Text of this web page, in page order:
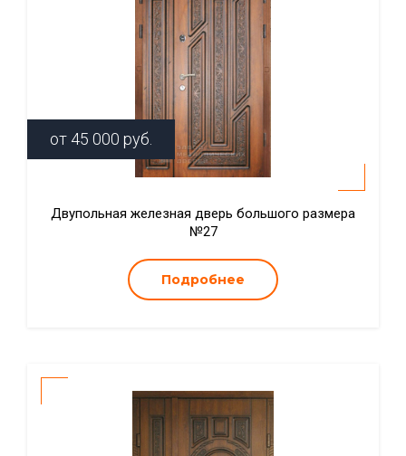
от 45 000 руб.
Двупольная железная дверь большого размера
№27
Подробнее